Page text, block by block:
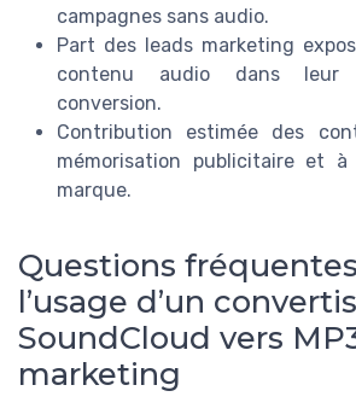
campagnes sans audio.
Part des leads marketing
contenu audio dans leur
conversion.
Contribution estimée des
mémorisation publicitaire et
marque.
Questions
l’usage d’un
SoundCloud vers
marketing